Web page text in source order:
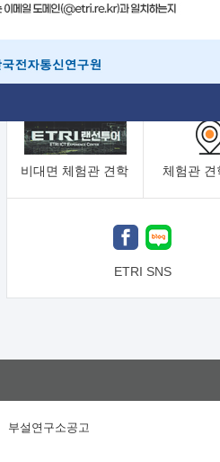
보유특허 이전가능
융합기술연구생산센터 반도체실
비대면 체험관 견학 체험관 견
ETRI SNS
부설연구소공고